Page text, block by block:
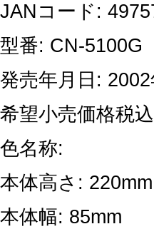
JANコード:
型番: CN-5100G
発売年月日: 2002
希望小売価格税
色名称:
本体高さ: 220mm
本体幅: 85mm